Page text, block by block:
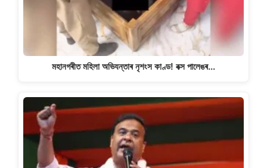
মহানগৰীত মহিলা অভিযন্তাৰ নৃশংস কাণ্ড! বক্স পালেঙৰ…